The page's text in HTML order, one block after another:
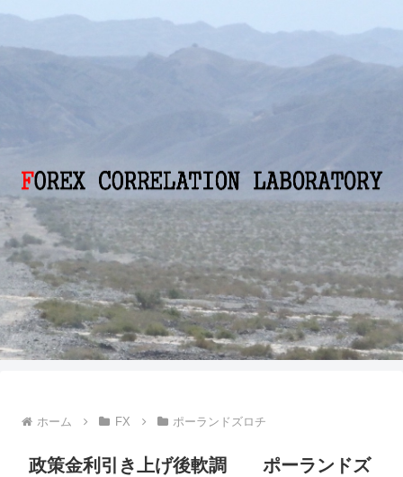
ホーム FX ポーランドズロチ
政策金利引き上げ後軟調 ポーランドズ